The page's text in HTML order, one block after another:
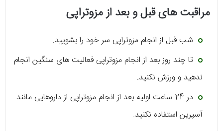
مراقبت های قبل و بعد از مزوتراپی
شب قبل از انجام مزوتراپی سر خود را بشویید.
تا چند روز بعد از انجام مزوتراپی فعالیت های سنگین انجام
ندهید و ورزش نکنید.
در 24 ساعت اولیه بعد از انجام مزوتراپی از داروهایی مانند
آسپرین استفاده نکنید.